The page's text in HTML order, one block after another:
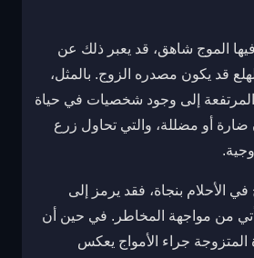
فيها الموج شاهق، قد يعبر ذلك عن
قد يكون مصدره الزوج. بالمثل،
المرتفعة إلى وجود شخصيات في حياة
ضارة أو مضللة، والتي تحاول زرع
الأحلام بنجاة، فقد يرمز إلى
يأتي من مواجهة المخاطر. في حين أن
المتزوجة جراء الأمواج يعكس